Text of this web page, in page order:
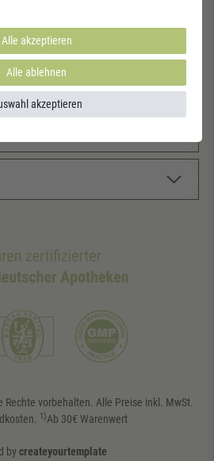
vorbehalten. Alle Preise inkl. MwSt.
1)Ab 30€ Warenwert
bycreateyourtemplate
Alle akzeptieren
Alle ablehnen
akzeptieren